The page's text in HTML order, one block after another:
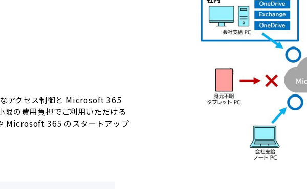
アクセス制御と Microsoft 365
の費用負担でご利用いただける
Microsoft 365 のスタートアップ